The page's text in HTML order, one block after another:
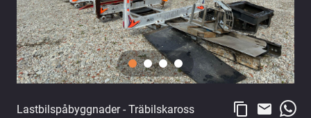
Lastbilspåbyggnader- Träbilskaross
content_copy email